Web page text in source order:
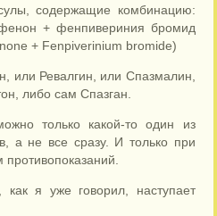
содержащие комбинацию:
+ фенпивериния бромид
+ Fenpiverinium bromide)
или Ревалгин, или Спазмалин,
либо сам Спазган.
только какой-то один из
а не все сразу. И только при
противопоказаний.
я уже говорил, наступает